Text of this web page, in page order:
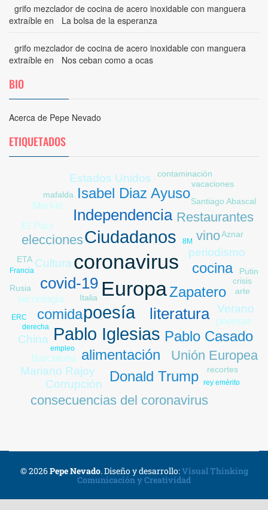
grifo mezclador de cocina de acero inoxidable con manguera
extraíble en La bolsa de la esperanza
grifo mezclador de cocina de acero inoxidable con manguera
extraíble en Nos ceban como a ocas
BIO
Acerca de Pepe Nevado
ETIQUETADOS
Europa
coronavirus
poesía
Ciudadanos
Pablo Iglesias
covid-19
literatura
Independencia
Zapatero
alimentación
cocina
Donald Trump
Pablo Casado
comida
Isabel Diaz Ayuso
elecciones
Restaurantes
vino
Unión Europea
consecuencias del coronavirus
Mariano Rajoy
Cultura
China
Estados Unidos
Verano
Corrupción
periodismo
tecnología
Barcelona
El País
Merkel
poemas
arte
crisis
recortes
Aznar
contaminación
ETA
Italia
Rusia
Santiago Abascal
vacaciones
mafalda
Putin
derecha
empleo
ERC
Francia
rey emérito
8M
© 2026Pepe Nevado.Diseño y desarrollo:Visual Thinking
Comunicación y Creatividad